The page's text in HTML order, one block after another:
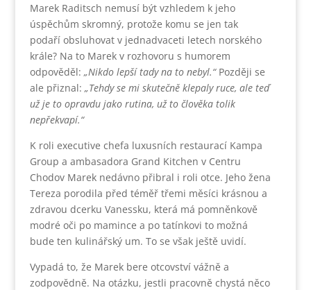
Marek Raditsch nemusí být vzhledem k jeho
úspěchům skromný, protože komu se jen tak
podaří obsluhovat v jednadvaceti letech norského
krále? Na to Marek v rozhovoru s humorem
odpověděl: „Nikdo lepší tady na to nebyl.“Později se
ale přiznal: „Tehdy se mi skutečně klepaly ruce, ale teď
už je to opravdu jako rutina, už to člověka tolik
nepřekvapí.“
K roli executive chefa luxusních restaurací Kampa
Group a ambasadora Grand Kitchen v Centru
Chodov Marek nedávno přibral i roli otce. Jeho žena
Tereza porodila před téměř třemi měsíci krásnou a
zdravou dcerku Vanessku, která má pomněnkově
modré oči po mamince a po tatínkovi to možná
bude ten kulinářský um. To se však ještě uvidí.
Vypadá to, že Marek bere otcovství vážně a
zodpovědně. Na otázku, jestli pracovně chystá něco